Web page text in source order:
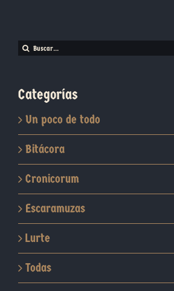
Buscar:
Categorías
Un poco de todo
Bitácora
Cronicorum
Escaramuzas
Lurte
Todas